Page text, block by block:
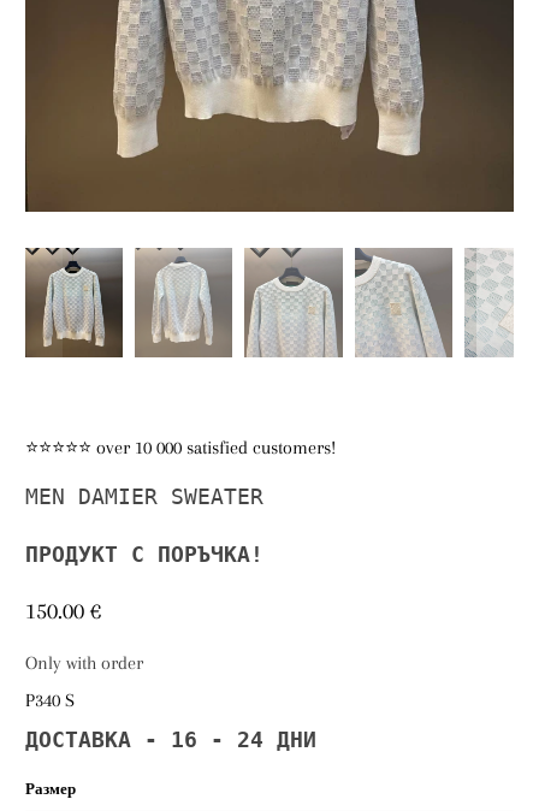
⭐⭐⭐⭐⭐ over 10 000 satisfied customers!
MEN DAMIER SWEATER
ПРОДУКТ С ПОРЪЧКА!
150.00 €
Only with order
P340 S
ДОСТАВКА - 16 - 24 ДНИ
Размер